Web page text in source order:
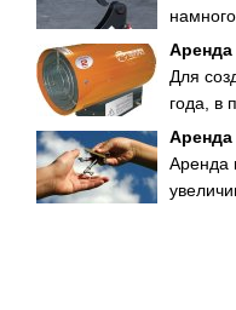
Аренда
Для
года, в
Аренда
Аренда